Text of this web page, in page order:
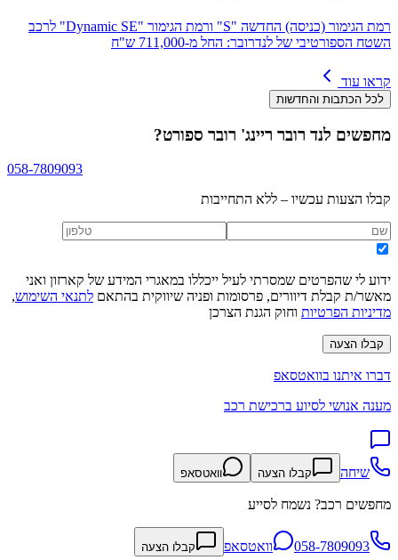
רמת הגימור (כניסה) החדשה "S" ורמת הגימור "Dynamic SE" לרכב
השטח הספורטיבי של לנדרובר: החל מ-711,000 ש"ח
קראו עוד
לכל הכתבות והחדשות
מחפשים לנד רובר ריינג' רובר ספורט?
058-7809093
קבלו הצעות עכשיו – ללא התחייבות
ידוע לי שהפרטים שמסרתי לעיל ייכללו במאגרי המידע של קארזון ואני
מאשר/ת קבלת דיוורים, פרסומות ופניה שיווקית בהתאם לתנאי השימוש,
מדיניות הפרטיות וחוק הגנת הצרכן
קבלו הצעה
דברו איתנו בוואטסאפ
מענה אנושי לסיוע ברכישת רכב
שיחה קבלו הצעה וואטסאפ
מחפשים רכב? נשמח לסייע
058-7809093 וואטסאפ קבלו הצעה